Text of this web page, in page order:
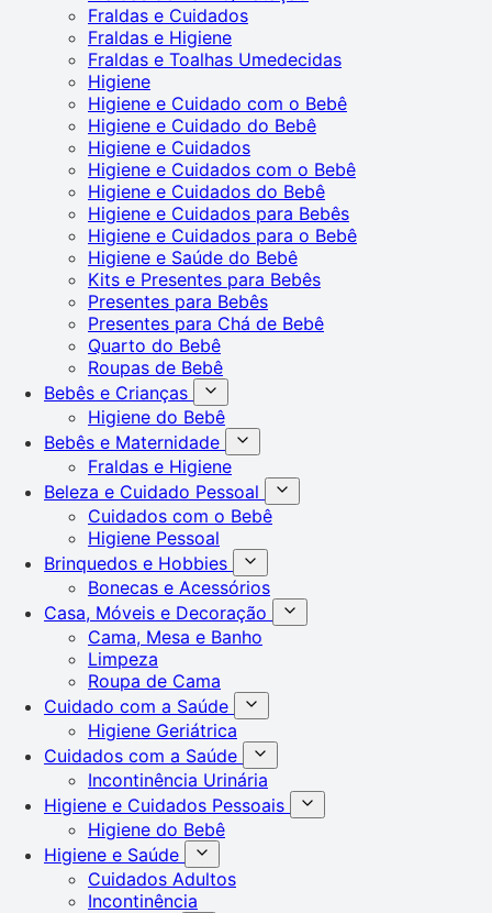
Fraldas e Cuidados
Fraldas e Higiene
Fraldas e Toalhas Umedecidas
Higiene
Higiene e Cuidado com o Bebê
Higiene e Cuidado do Bebê
Higiene e Cuidados
Higiene e Cuidados com o Bebê
Higiene e Cuidados do Bebê
Higiene e Cuidados para Bebês
Higiene e Cuidados para o Bebê
Higiene e Saúde do Bebê
Kits e Presentes para Bebês
Presentes para Bebês
Presentes para Chá de Bebê
Quarto do Bebê
Roupas de Bebê
Bebês e Crianças
Higiene do Bebê
Bebês e Maternidade
Fraldas e Higiene
Beleza e Cuidado Pessoal
Cuidados com o Bebê
Higiene Pessoal
Brinquedos e Hobbies
Bonecas e Acessórios
Casa, Móveis e Decoração
Cama, Mesa e Banho
Limpeza
Roupa de Cama
Cuidado com a Saúde
Higiene Geriátrica
Cuidados com a Saúde
Incontinência Urinária
Higiene e Cuidados Pessoais
Higiene do Bebê
Higiene e Saúde
Cuidados Adultos
Incontinência